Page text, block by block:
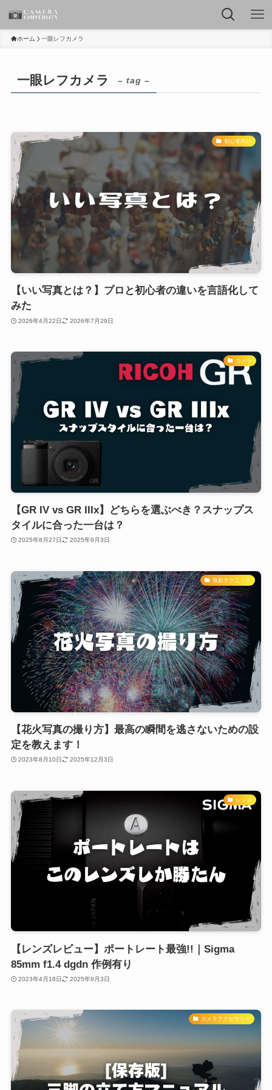
ホーム 一眼レフカメラ
一眼レフカメラ – tag –
初心者向け
【いい写真とは？】プロと初心者の違いを言語化して
みた
2026年4月22日 2026年7月29日
カメラ
【GR IV vs GR IIIx】どちらを選ぶべき？スナップス
タイルに合った一台は？
2025年8月27日 2025年9月3日
撮影テクニック
【花火写真の撮り方】最高の瞬間を逃さないための設
定を教えます！
2023年8月10日 2025年12月3日
レンズ
【レンズレビュー】ポートレート最強!!｜Sigma
85mm f1.4 dgdn 作例有り
2023年4月18日 2025年9月3日
カメラアクセサリー